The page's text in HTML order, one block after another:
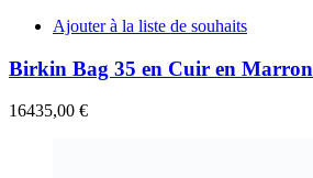
Ajouter à la liste de souhaits
Birkin Bag 35 en Cuir en Marron
16435,00 €